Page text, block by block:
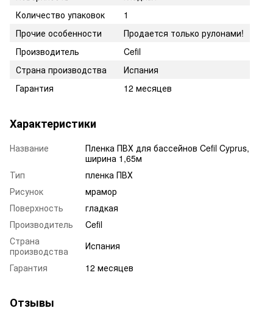
Количество упаковок
1
Прочие особенности
Продается только рулонами!
Производитель
Cefil
Страна производства
Испания
Гарантия
12 месяцев
Характеристики
Название
Пленка ПВХ для бассейнов Cefil Cyprus,
ширина 1,65м
Тип
пленка ПВХ
Рисунок
мрамор
Поверхность
гладкая
Производитель
Cefil
Страна
производства
Испания
Гарантия
12 месяцев
Отзывы